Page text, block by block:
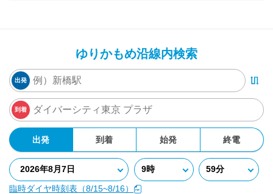
ゆりかもめ沿線内検索
出発
到着
出発 到着 始発 終電
臨時ダイヤ時刻表（8/15~8/16）